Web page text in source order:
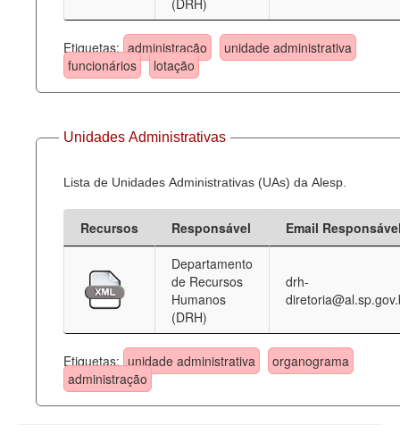
Etiquetas: administração
unidade administrativa
funcionários
lotação
Unidades Administrativas
Lista de Unidades Administrativas (UAs) da Alesp.
Recursos Responsável
Email
Departamento
de Recursos
Humanos
(DRH)
drh-
Etiquetas: unidade administrativa
organograma
administração